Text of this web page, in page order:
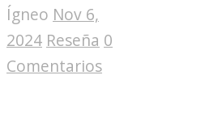
Ígneo Nov 6,
2024 Reseña 0
Comentarios